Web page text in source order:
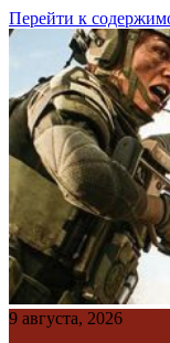
Перейти к
9 августа, 2026